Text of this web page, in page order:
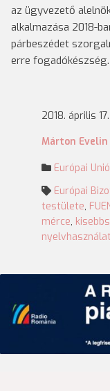
az ügyvezető
alkalmazása 2018-
párbeszédet
erre fogadókészség.
2018. április
Márton Evelin
Európai Unió
Európai
testülete,
mérce,
nyelvhasználat